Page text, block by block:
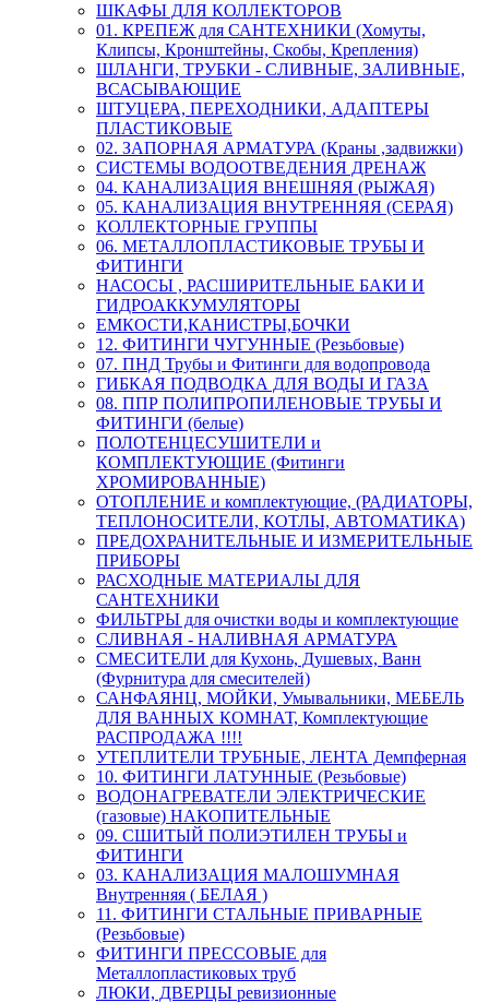
ШКАФЫ ДЛЯ КОЛЛЕКТОРОВ
01. КРЕПЕЖ для САНТЕХНИКИ (Хомуты,
Клипсы, Кронштейны, Скобы, Крепления)
ШЛАНГИ, ТРУБКИ - СЛИВНЫЕ, ЗАЛИВНЫЕ,
ВСАСЫВАЮЩИЕ
ШТУЦЕРА, ПЕРЕХОДНИКИ, АДАПТЕРЫ
ПЛАСТИКОВЫЕ
02. ЗАПОРНАЯ АРМАТУРА (Краны ,задвижки)
СИСТЕМЫ ВОДООТВЕДЕНИЯ ДРЕНАЖ
04. КАНАЛИЗАЦИЯ ВНЕШНЯЯ (РЫЖАЯ)
05. КАНАЛИЗАЦИЯ ВНУТРЕННЯЯ (СЕРАЯ)
КОЛЛЕКТОРНЫЕ ГРУППЫ
06. МЕТАЛЛОПЛАСТИКОВЫЕ ТРУБЫ И
ФИТИНГИ
НАСОСЫ , РАСШИРИТЕЛЬНЫЕ БАКИ И
ГИДРОАККУМУЛЯТОРЫ
ЕМКОСТИ,КАНИСТРЫ,БОЧКИ
12. ФИТИНГИ ЧУГУННЫЕ (Резьбовые)
07. ПНД Трубы и Фитинги для водопровода
ГИБКАЯ ПОДВОДКА ДЛЯ ВОДЫ И ГАЗА
08. ППР ПОЛИПРОПИЛЕНОВЫЕ ТРУБЫ И
ФИТИНГИ (белые)
ПОЛОТЕНЦЕСУШИТЕЛИ и
КОМПЛЕКТУЮЩИЕ (Фитинги
ХРОМИРОВАННЫЕ)
ОТОПЛЕНИЕ и комплектующие, (РАДИАТОРЫ,
ТЕПЛОНОСИТЕЛИ, КОТЛЫ, АВТОМАТИКА)
ПРЕДОХРАНИТЕЛЬНЫЕ И ИЗМЕРИТЕЛЬНЫЕ
ПРИБОРЫ
РАСХОДНЫЕ МАТЕРИАЛЫ ДЛЯ
САНТЕХНИКИ
ФИЛЬТРЫ для очистки воды и комплектующие
СЛИВНАЯ - НАЛИВНАЯ АРМАТУРА
СМЕСИТЕЛИ для Кухонь, Душевых, Ванн
(Фурнитура для смесителей)
САНФАЯНЦ, МОЙКИ, Умывальники, МЕБЕЛЬ
ДЛЯ ВАННЫХ КОМНАТ, Комплектующие
РАСПРОДАЖА !!!!
УТЕПЛИТЕЛИ ТРУБНЫЕ, ЛЕНТА Демпферная
10. ФИТИНГИ ЛАТУННЫЕ (Резьбовые)
ВОДОНАГРЕВАТЕЛИ ЭЛЕКТРИЧЕСКИЕ
(газовые) НАКОПИТЕЛЬНЫЕ
09. СШИТЫЙ ПОЛИЭТИЛЕН ТРУБЫ и
ФИТИНГИ
03. КАНАЛИЗАЦИЯ МАЛОШУМНАЯ
Внутренняя ( БЕЛАЯ )
11. ФИТИНГИ СТАЛЬНЫЕ ПРИВАРНЫЕ
(Резьбовые)
ФИТИНГИ ПРЕССОВЫЕ для
Металлопластиковых труб
ЛЮКИ, ДВЕРЦЫ ревизионные